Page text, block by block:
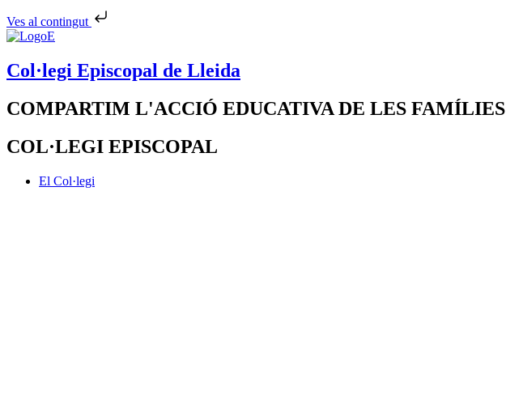
Ves al contingut
Col·legi Episcopal de Lleida
COMPARTIM L'ACCIÓ EDUCATIVA DE LES FAMÍLIES
COL·LEGI EPISCOPAL
El Col·legi